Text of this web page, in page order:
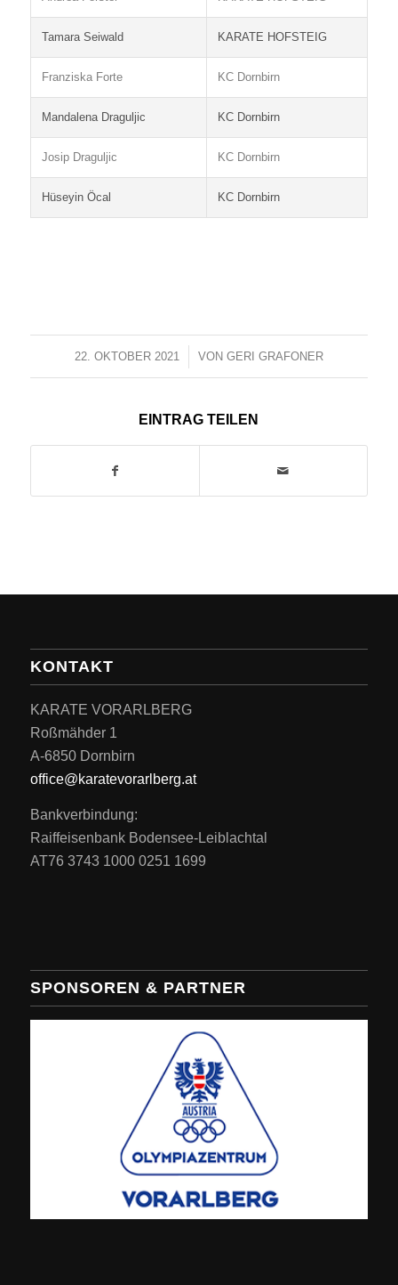
Tamara Seiwald KARATE HOFSTEIG
Franziska Forte KC Dornbirn
Mandalena Draguljic KC Dornbirn
Josip Draguljic KC Dornbirn
Hüseyin Öcal KC Dornbirn
22. OKTOBER 2021
/ VON GERI GRAFONER
EINTRAG TEILEN
KONTAKT
KARATE VORARLBERG
Roßmähder 1
A-6850 Dornbirn
office@karatevorarlberg.at
Bankverbindung:
Raiffeisenbank Bodensee-Leiblachtal
AT76 3743 1000 0251 1699
SPONSOREN & PARTNER